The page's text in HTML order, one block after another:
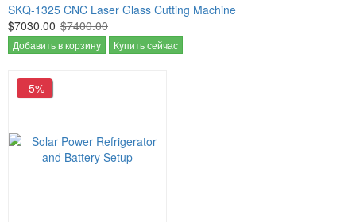
SKQ-1325 CNC Laser Glass Cutting Machine
$7030.00 $7400.00
Добавить в корзину Купить сейчас
-5%